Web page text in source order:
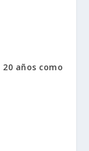
20 años como